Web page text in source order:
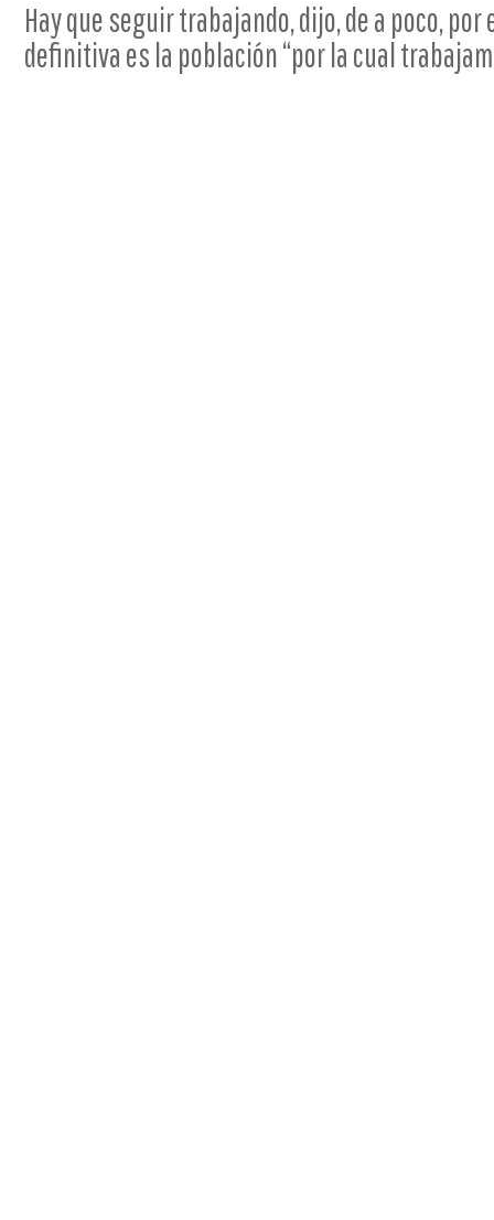
Hay que seguir trabajando, dijo, de a poco,
definitiva es la población “por la cual